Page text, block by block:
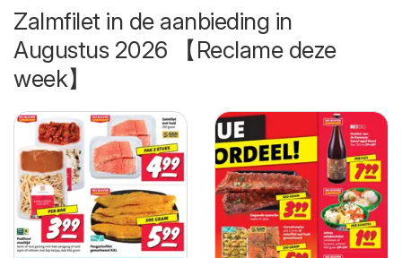
Zalmfilet in de aanbieding in
Augustus 2026 【Reclame deze
week】